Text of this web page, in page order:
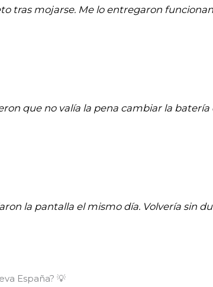
tras mojarse. Me lo entregaron
que no valía la pena cambiar la batería
la pantalla el mismo día. Volvería sin
España? 💡